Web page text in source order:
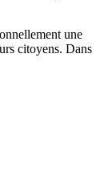
une
citoyens. Dans